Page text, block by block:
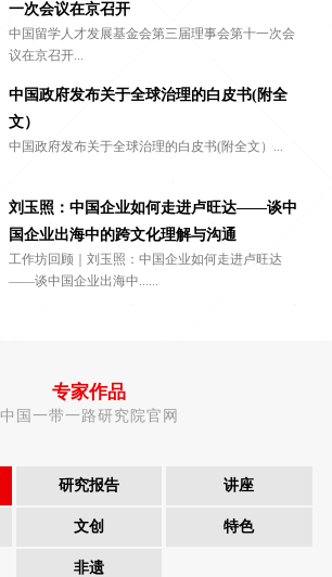
一次会议在京召开
中国留学人才发展基金会第三届理事会第十一次会
议在京召开...
中国政府发布关于全球治理的白皮书(附全
文）
中国政府发布关于全球治理的白皮书(附全文）...
刘玉照：中国企业如何走进卢旺达——谈中
国企业出海中的跨文化理解与沟通
工作坊回顾｜刘玉照：中国企业如何走进卢旺达
——谈中国企业出海中......
专家作品
中国一带一路研究院官网
研究报告 讲座
文创 特色
非遗